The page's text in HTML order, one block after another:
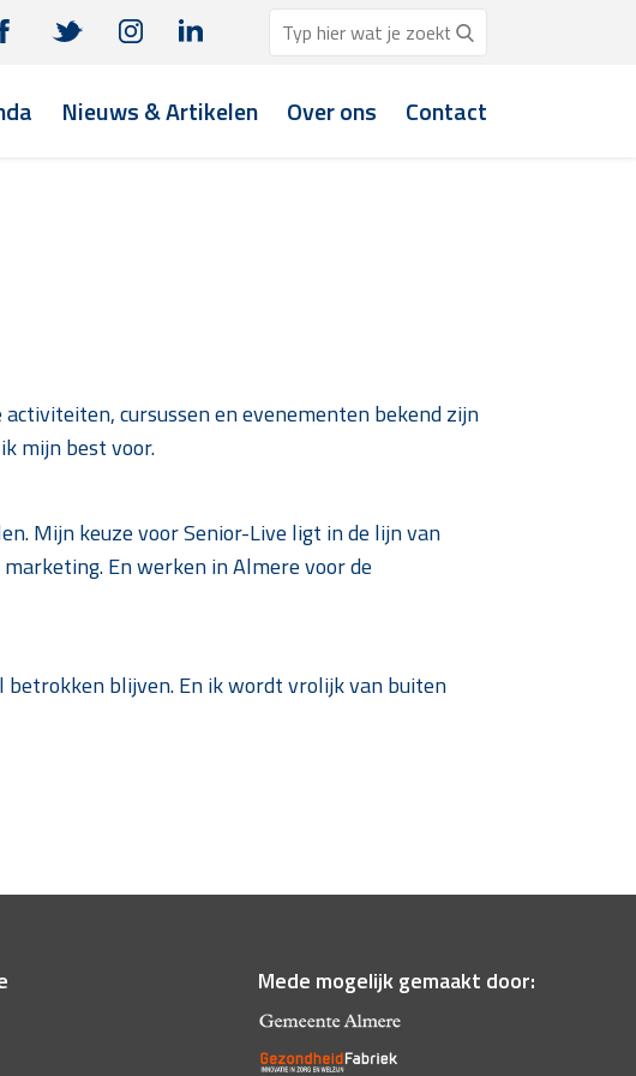
Nieuws & Artikelen Over ons Contact
cursussen en evenementen bekend zijn
mijn best voor.
Mijn keuze voor Senior-Live ligt in de lijn van
En werken in Almere voor de
betrokken blijven. En ik wordt vrolijk van buiten
Mede mogelijk gemaakt door: